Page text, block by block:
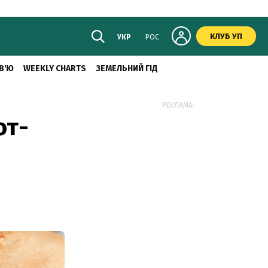
УКР РОС КЛУБ УП
WEEKLY CHARTS ЗЕМЕЛЬНИЙ ГІД
РЕКЛАМА: